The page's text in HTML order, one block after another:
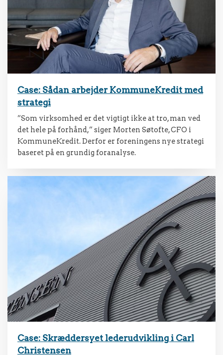
Case: Sådan arbejder KommuneKredit med
strategi
”Som virksomhed er det vigtigt ikke at tro, man ved
det hele på forhånd,” siger Morten Søtofte, CFO i
KommuneKredit. Derfor er foreningens nye strategi
baseret på en grundig foranalyse.
Case: Skræddersyet lederudvikling i Carl
Christensen